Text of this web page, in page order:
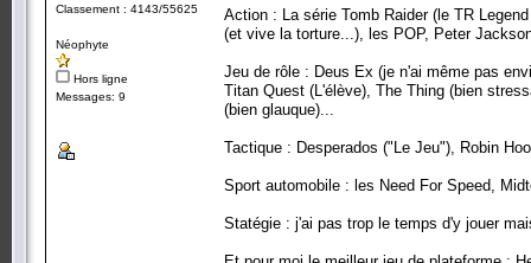
Classement : 4143/55625
Néophyte
Hors ligne
Messages: 9
Action : La série Tomb Raider (le TR
(et vive la torture...), les POP, Peter
Jeu de rôle : Deus Ex (je n'ai même pas
Titan Quest (L'élève), The Thing (bien
(bien glauque)...
Tactique : Desperados ("Le Jeu"), Robin
Sport automobile : les Need For Speed,
Statégie : j'ai pas trop le temps d'y jouer